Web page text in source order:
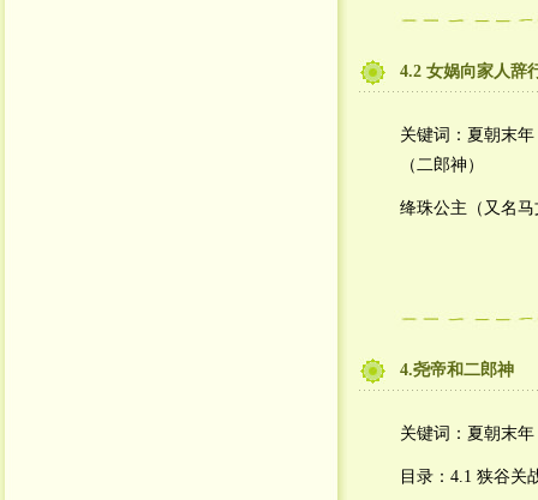
4.2 女娲向家人辞
关键词：夏朝末
（二郎神）
绛珠公主（又名
4.尧帝和二郎神
关键词：夏朝末
目录：4.1 狭谷关